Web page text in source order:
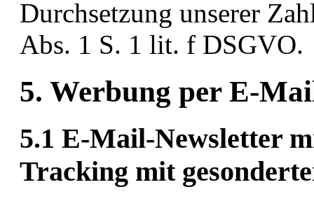
Durchsetzung unserer
Abs. 1 S. 1 lit. f DSGVO.
5. Werbung per E-
5.1 E-Mail-Newsletter
Tracking mit